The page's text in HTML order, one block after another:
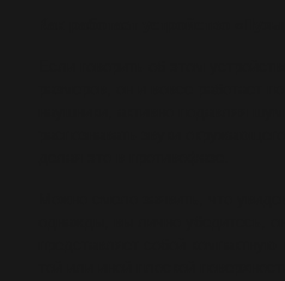
Можно смело заявить, что